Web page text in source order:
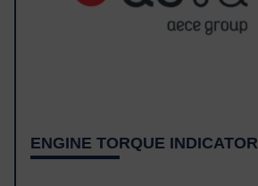
ENGINE TORQUE INDICATOR